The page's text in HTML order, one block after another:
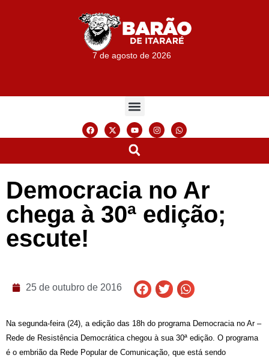
7 de agosto de 2026
Democracia no Ar
chega à 30ª edição;
escute!
25 de outubro de 2016
Na segunda-feira (24), a edição das 18h do programa Democracia no Ar –
Rede de Resistência Democrática chegou à sua 30ª edição. O programa
é o embrião da Rede Popular de Comunicação, que está sendo